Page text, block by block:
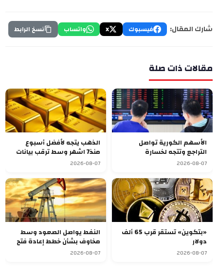
شارك المقال: فيسبوك X واتساب نسخ الرابط
مقالات ذات صلة
الأسهم الكورية تواصل
التراجع وتتجه لخسارة
أسبوعية سابعة
2026-08-07
الذهب يتجه لأفضل أسبوع
منذ7 اشهر وسط ترقب بيانات
الوظائف الأميركية
2026-08-07
«بتكوين» تستقر قرب 65 ألف
دولار
2026-08-07
النفط يواصل الصعود وسط
مخاوف بشأن خطط إعادة فتح
مضيق هرمز
2026-08-07